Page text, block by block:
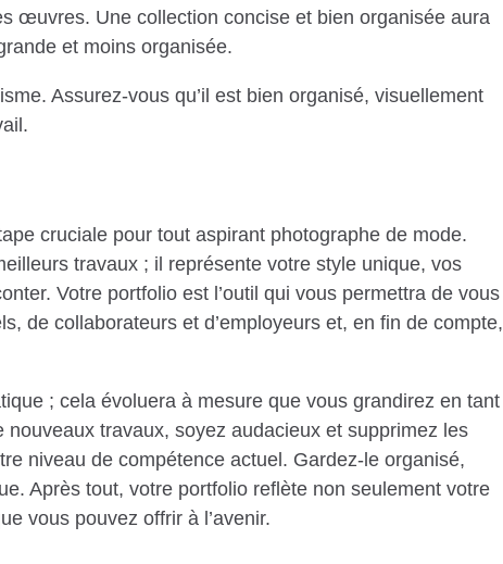
œuvres. Une collection concise et bien organisée aura
et moins organisée.
Assurez-vous qu’il est bien organisé, visuellement
cruciale pour tout aspirant photographe de mode.
travaux ; il représente votre style unique, vos
Votre portfolio est l’outil qui vous permettra de vous
de collaborateurs et d’employeurs et, en fin de compte,
; cela évoluera à mesure que vous grandirez en tant
travaux, soyez audacieux et supprimez les
niveau de compétence actuel. Gardez-le organisé,
Après tout, votre portfolio reflète non seulement votre
vous pouvez offrir à l’avenir.